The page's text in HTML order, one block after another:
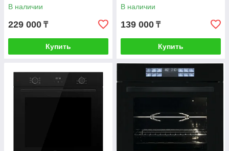
В наличии
229 000 ₸
Купить
В наличии
139 000 ₸
Купить